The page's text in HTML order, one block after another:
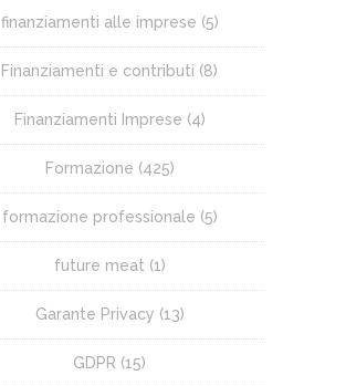
finanziamenti alle imprese (5)
Finanziamenti e contributi (8)
Finanziamenti Imprese (4)
Formazione (425)
formazione professionale (5)
future meat (1)
Garante Privacy (13)
GDPR (15)